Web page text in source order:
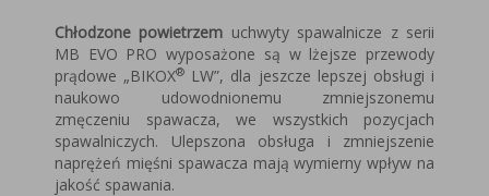
Chłodzone powietrzem uchwyty spawalnicze z serii
MB EVO PRO wyposażone są w lżejsze przewody
prądowe „BIKOX® LW”, dla jeszcze lepszej obsługi i
naukowo udowodnionemu zmniejszonemu
zmęczeniu spawacza, we wszystkich pozycjach
spawalniczych. Ulepszona obsługa i zmniejszenie
naprężeń mięśni spawacza mają wymierny wpływ na
jakość spawania.